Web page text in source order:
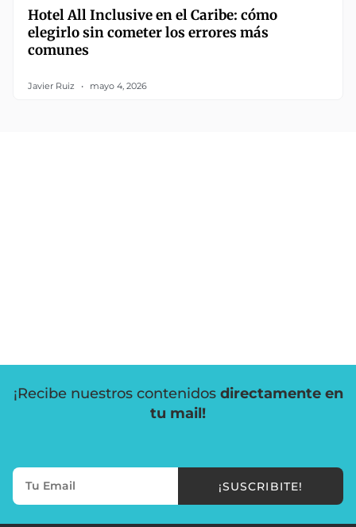
Hotel All Inclusive en el Caribe: cómo
elegirlo sin cometer los errores más
comunes
Javier Ruiz mayo 4, 2026
¡Recibe nuestros contenidos directamente en
tu mail!
¡SUSCRIBITE!